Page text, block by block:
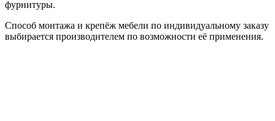
фурнитуры.
Способ монтажа и крепёж мебели по индивидуальному заказу
выбирается производителем по возможности её применения.